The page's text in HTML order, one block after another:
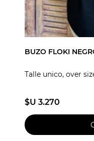
BUZO FLOKI
Talle unico, over
$U 3.270